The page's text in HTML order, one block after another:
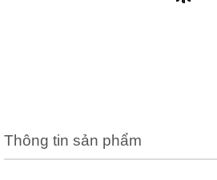
Thông tin sản phẩm